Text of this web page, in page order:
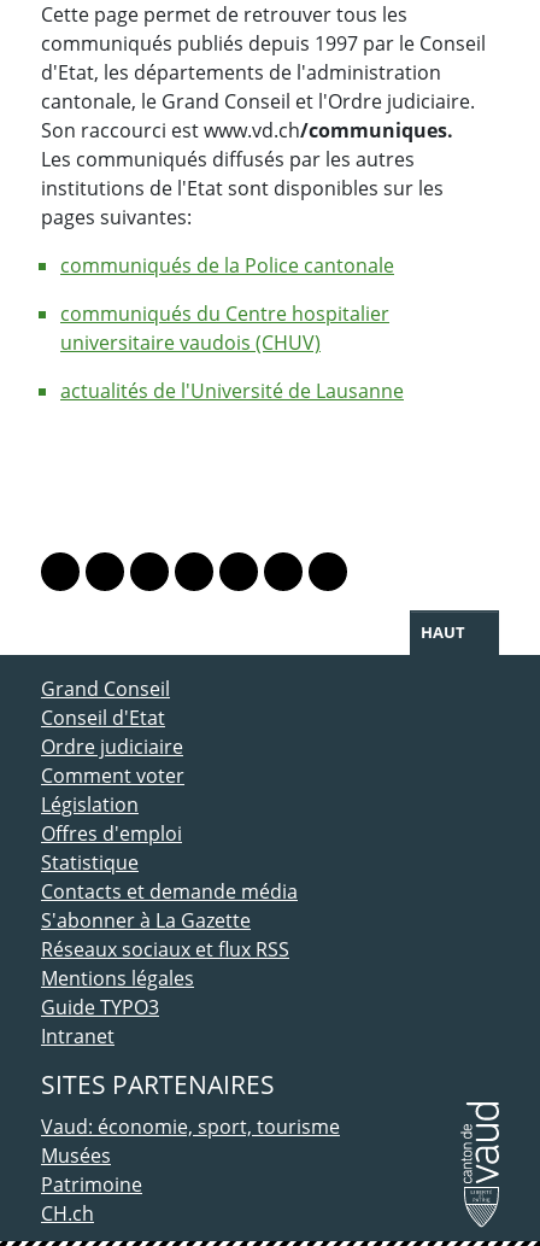
Cette page permet de retrouver tous les
communiqués publiés depuis 1997 par le Conseil
d'Etat, les départements de l'administration
cantonale, le Grand Conseil et l'Ordre judiciaire.
Son raccourci est www.vd.ch/communiques.
Les communiqués diffusés par les autres
institutions de l'Etat sont disponibles sur les
pages suivantes:
communiqués de la Police cantonale
communiqués du Centre hospitalier
universitaire vaudois (CHUV)
actualités de l'Université de Lausanne
Lien vers le profil Mastodon
Lien vers le profil Bluesky
Lien vers le profil Instagram
Lien vers le profil Linkedin
Lien vers le profil Facebook
Lien vers le profil Twitter
Partager par WhatsApp
HAUT
ACCÈS DIRECT
Grand Conseil
Conseil d'Etat
Ordre judiciaire
Comment voter
Législation
Offres d'emploi
Statistique
Contacts et demande média
S'abonner à La Gazette
Réseaux sociaux et flux RSS
Mentions légales
Guide TYPO3
Intranet
SITES PARTENAIRES
Vaud: économie, sport, tourisme
Musées
Patrimoine
CH.ch